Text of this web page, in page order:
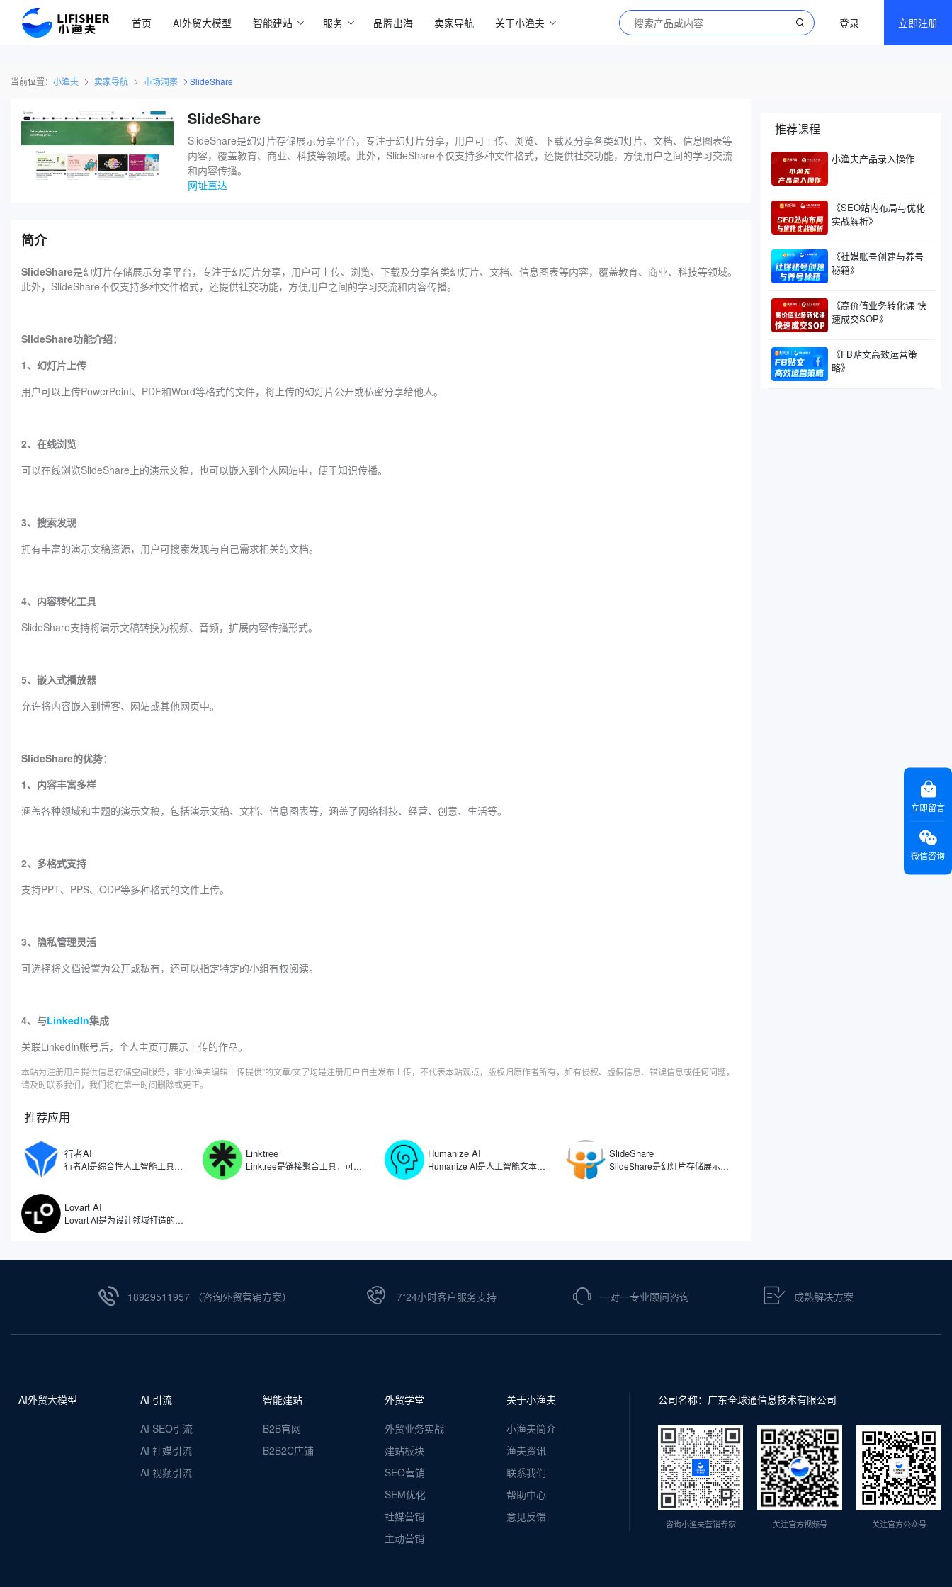
首页 AI外贸大模型 智能建站 服务 品牌出海 卖家导航 关于小渔夫 登录 立即注册
当前位置： 小渔夫 卖家导航 市场洞察 SlideShare
SlideShare
SlideShare是幻灯片存储展示分享平台，专注于幻灯片分享，用户可上传、浏览、下载及分享各类幻灯片、文档、信息图表等
内容，覆盖教育、商业、科技等领域。此外，SlideShare不仅支持多种文件格式，还提供社交功能，方便用户之间的学习交流
和内容传播。
网址直达
简介
SlideShare是幻灯片存储展示分享平台，专注于幻灯片分享，用户可上传、浏览、下载及分享各类幻灯片、文档、信息图表等内容，覆盖教育、商业、科技等领域。
此外，SlideShare不仅支持多种文件格式，还提供社交功能，方便用户之间的学习交流和内容传播。
SlideShare功能介绍：
1、幻灯片上传
用户可以上传PowerPoint、PDF和Word等格式的文件，将上传的幻灯片公开或私密分享给他人。
2、在线浏览
可以在线浏览SlideShare上的演示文稿，也可以嵌入到个人网站中，便于知识传播。
3、搜索发现
拥有丰富的演示文稿资源，用户可搜索发现与自己需求相关的文档。
4、内容转化工具
SlideShare支持将演示文稿转换为视频、音频，扩展内容传播形式。
5、嵌入式播放器
允许将内容嵌入到博客、网站或其他网页中。
SlideShare的优势：
1、内容丰富多样
涵盖各种领域和主题的演示文稿，包括演示文稿、文档、信息图表等，涵盖了网络科技、经营、创意、生活等。
2、多格式支持
支持PPT、PPS、ODP等多种格式的文件上传。
3、隐私管理灵活
可选择将文档设置为公开或私有，还可以指定特定的小组有权阅读。
4、与LinkedIn集成
关联LinkedIn账号后，个人主页可展示上传的作品。
本站为注册用户提供信息存储空间服务，非“小渔夫编辑上传提供”的文章/文字均是注册用户自主发布上传，不代表本站观点，版权归原作者所有，如有侵权、虚假信息、错误信息或任何问题，
请及时联系我们，我们将在第一时间删除或更正。
推荐应用
行者AI
行者AI是综合性人工智能工具，专注于人工智能在游戏、文娱等领域的研究和应用场景拓展。利用自研算法开发了一系列AI产品与解决方案，包括了AI智能体、AI安全、AI美术、AI音乐等多项产品，行者AI能够让游戏行业乃至内容创作的从业者能够尽量节省生产的时间，把更多精力放在创意本身。
Linktree
Linktree是链接聚合工具，可以在用户的社交媒体个人资料中提供一个可点击链接列表，让用户将自己的个人资料、文章、产品、项目等链接整合在一个页面上，方便粉丝和客户一键访问。通过使用Linktree，可满足用户在多个社交平台统一管理分享内容的需求，简化了用户在不同社交媒体平台更新链接的复杂过程。
Humanize AI
Humanize AI是人工智能文本转换工具，可将人工智能生成的内容转化为自然流畅的人类写作，生成能够绕过各种AI检测工具的文本。Humanize AI通过算法重构文本结构、调整表达方式，有效消除AI生成的机械化痕迹，帮助用户规避内容检测系统的识别，确保文本在可读性和自然度上达到更高的标准。
SlideShare
SlideShare是幻灯片存储展示分享平台，专注于幻灯片分享，用户可上传、浏览、下载及分享各类幻灯片、文档、信息图表等内容，覆盖教育、商业、科技等领域。此外，SlideShare不仅支持多种文件格式，还提供社交功能，方便用户之间的学习交流和内容传播。
Lovart AI
Lovart Al是为设计领域打造的人工智能体，被誉为全球首个设计智能体。因此不仅仅是一个图像生成工具，更像是一位全天候的智能设计助手，能够理解用户需求，自动拆解设计任务，从创意构思到成品输出，实现全流程自动化。无论是设计师、品牌主还是内容创作者，都能通过自然语言与Lovart AI对话，获得视觉效果设计。
推荐课程
小渔夫产品录入操作
《SEO站内布局与优化
实战解析》
《社媒账号创建与养号
秘籍》
《高价值业务转化课 快
速成交SOP》
《FB贴文高效运营策
略》
18929511957 （咨询外贸营销方案） 7*24小时客户服务支持 一对一专业顾问咨询 成熟解决方案
AI外贸大模型 AI 引流
AI SEO引流
AI 社媒引流
AI 视频引流
智能建站
B2B官网
B2B2C店铺
外贸学堂
外贸业务实战
建站板块
SEO营销
SEM优化
社媒营销
主动营销
关于小渔夫
小渔夫简介
渔夫资讯
联系我们
帮助中心
意见反馈
公司名称：广东全球通信息技术有限公司
咨询小渔夫营销专家 关注官方视频号 关注官方公众号
立即留言
微信咨询